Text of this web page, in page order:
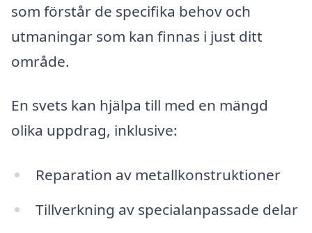
som förstår de specifika behov och
utmaningar som kan finnas i just ditt
område.
En svets kan hjälpa till med en mängd
olika uppdrag, inklusive:
Reparation av metallkonstruktioner
Tillverkning av specialanpassade delar